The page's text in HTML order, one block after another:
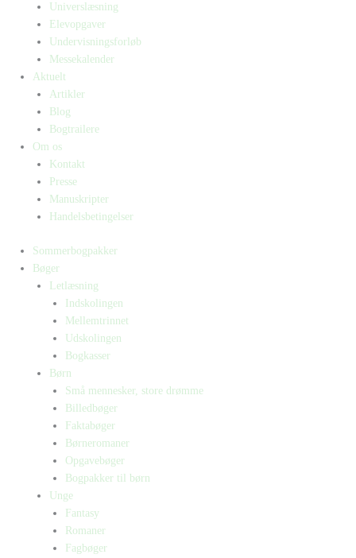
Universlæsning
Elevopgaver
Undervisningsforløb
Messekalender
Aktuelt
Artikler
Blog
Bogtrailere
Om os
Kontakt
Presse
Manuskripter
Handelsbetingelser
Sommerbogpakker
Bøger
Letlæsning
Indskolingen
Mellemtrinnet
Udskolingen
Bogkasser
Børn
Små mennesker, store drømme
Billedbøger
Faktabøger
Børneromaner
Opgavebøger
Bogpakker til børn
Unge
Fantasy
Romaner
Fagbøger